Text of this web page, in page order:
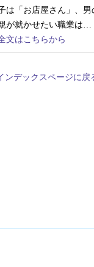
は「お店屋さん」、
が就かせたい職業は…
文はこちらから
ンデックスページに戻